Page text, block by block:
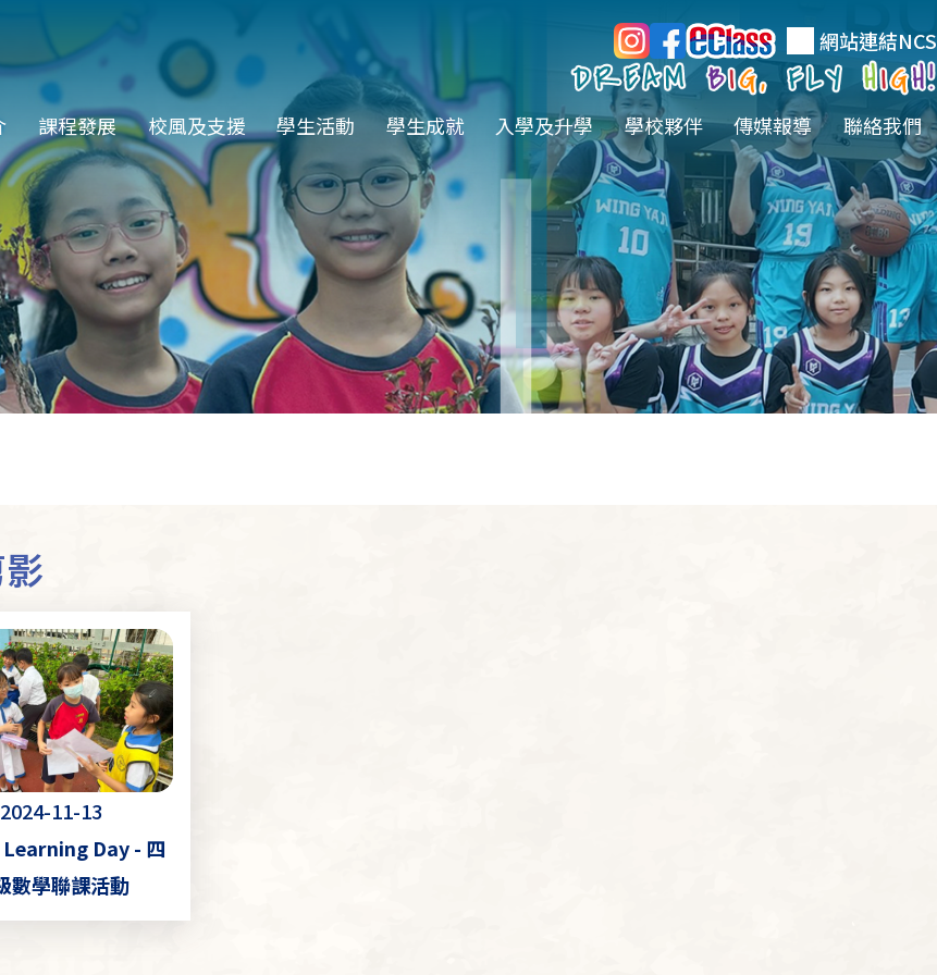
網站連結NCS
課程發展 校風及支援 學生活動 學生成就 入學及升學 學校夥伴 傳媒報導 聯絡我們
2024-11-13
Day - 四
數學聯課活動